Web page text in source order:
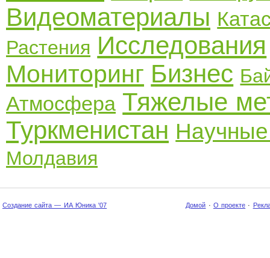
Видеоматериалы
Растения Исследования
Мониторинг Бизнес
Атмосфера Тяжелые
Туркменистан
Молдавия
Создание сайта — ИА Юника '07 Домой · О проекте ·